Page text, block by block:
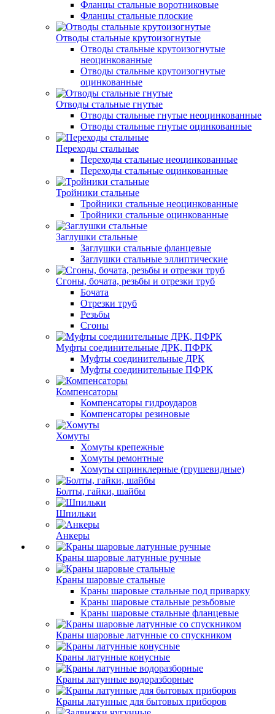
Фланцы стальные воротниковые
Фланцы стальные плоские
Отводы стальные крутоизогнутые
Отводы стальные крутоизогнутые
неоцинкованные
Отводы стальные крутоизогнутые
оцинкованные
Отводы стальные гнутые
Отводы стальные гнутые неоцинкованные
Отводы стальные гнутые оцинкованные
Переходы стальные
Переходы стальные неоцинкованные
Переходы стальные оцинкованные
Тройники стальные
Тройники стальные неоцинкованные
Тройники стальные оцинкованные
Заглушки стальные
Заглушки стальные фланцевые
Заглушки стальные эллиптические
Сгоны, бочата, резьбы и отрезки труб
Бочата
Отрезки труб
Резьбы
Сгоны
Муфты соединительные ДРК, ПФРК
Муфты соединительные ДРК
Муфты соединительные ПФРК
Компенсаторы
Компенсаторы гидроударов
Компенсаторы резиновые
Хомуты
Хомуты крепежные
Хомуты ремонтные
Хомуты спринклерные (грушевидные)
Болты, гайки, шайбы
Шпильки
Анкеры
Краны шаровые латунные ручные
Краны шаровые стальные
Краны шаровые стальные под приварку
Краны шаровые стальные резьбовые
Краны шаровые стальные фланцевые
Краны шаровые латунные со спускником
Краны латунные конусные
Краны латунные водоразборные
Краны латунные для бытовых приборов